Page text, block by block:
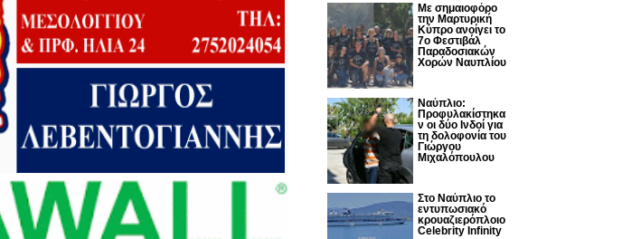
Με σημαιοφόρο
την Μαρτυρική
Κύπρο ανοίγει το
7ο Φεστιβάλ
Παραδοσιακών
Χορών Ναυπλίου
Ναύπλιο:
Προφυλακίστηκα
ν οι δύο Ινδοί για
τη δολοφονία του
Γιώργου
Μιχαλόπουλου
Στο Ναύπλιο το
εντυπωσιακό
κρουαζιερόπλοιο
Celebrity Infinity